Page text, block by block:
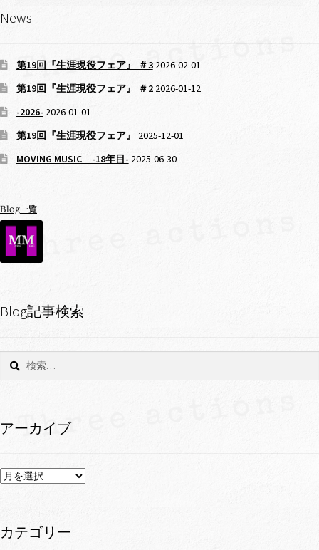
News
第19回『生涯現役フェア』 ＃3 2026-02-01
第19回『生涯現役フェア』 ＃2 2026-01-12
-2026- 2026-01-01
第19回『生涯現役フェア』
2025-12-01
MOVING MUSIC -18年目- 2025-06-30
Blog一覧
Blog記事検索
アーカイブ
ア
ブ
カテゴリー